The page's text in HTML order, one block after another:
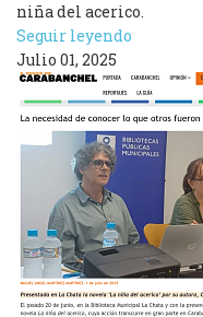
niña del acerico.
Seguir leyendo
Julio 01, 2025